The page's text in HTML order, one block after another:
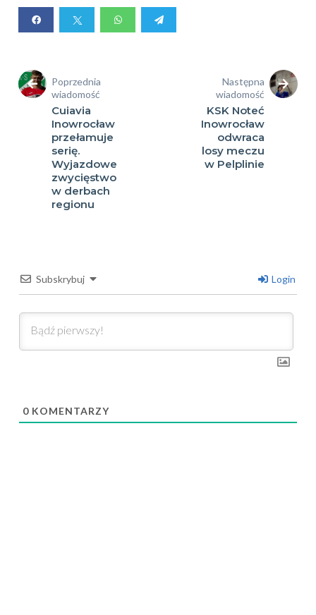
Poprzednia
wiadomość
Cuiavia
Inowrocław
przełamuje
serię.
Wyjazdowe
zwycięstwo
w derbach
regionu
Następna
wiadomość
KSK Noteć
Inowrocław
odwraca
losy meczu
w Pelplinie
Subskrybuj Login
0 KOMENTARZY